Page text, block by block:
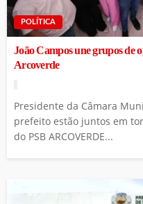
POLÍTICA
João Campos une grupos de
Arcoverde
Presidente da Câmara
prefeito estão juntos em
do PSB ARCOVERDE...